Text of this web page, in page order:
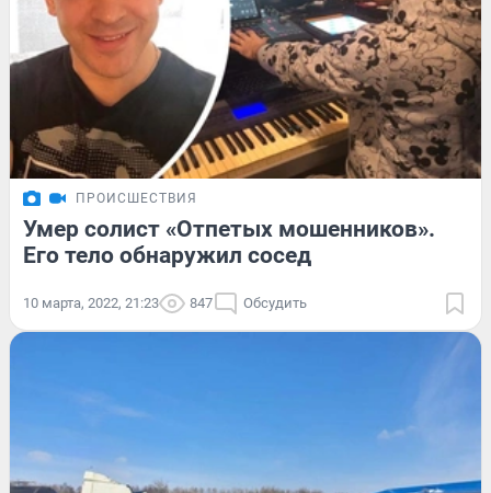
ПРОИСШЕСТВИЯ
Умер солист «Отпетых мошенников».
Его тело обнаружил сосед
10 марта, 2022, 21:23 847 Обсудить